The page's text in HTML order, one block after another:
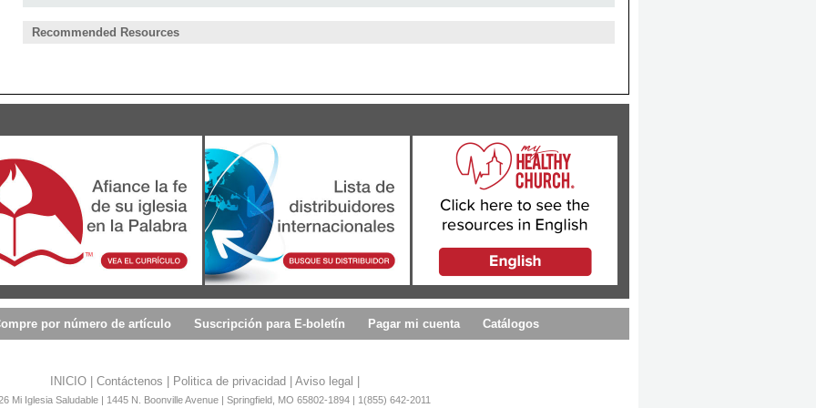
Recommended Resources
por número de artículo Suscripción para E-boletín Pagar mi cuenta Catálogos
INICIO Contáctenos Politica de privacidad Aviso legal
Mi Iglesia Saludable | 1445 N. Boonville Avenue | Springfield, MO 65802-1894 | 1(855) 642-2011